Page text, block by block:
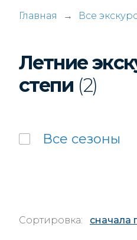
Главная → Все
Летние
степи (2)
Все сезоны
Сортировка: сначала